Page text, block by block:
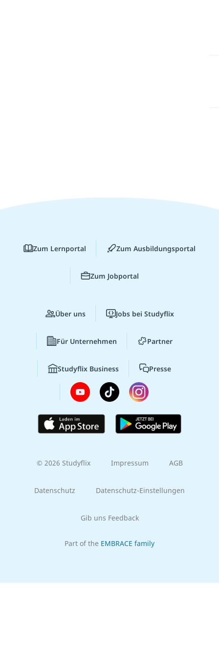
Zum Lernportal Zum Ausbildungsportal
Zum Jobportal
Über uns Jobs bei Studyflix
Für Unternehmen Partner
Studyflix Business Presse
© 2026 Studyflix Impressum AGB
Datenschutz Datenschutz-Einstellungen
Gib uns Feedback
Part of the EMBRACE family